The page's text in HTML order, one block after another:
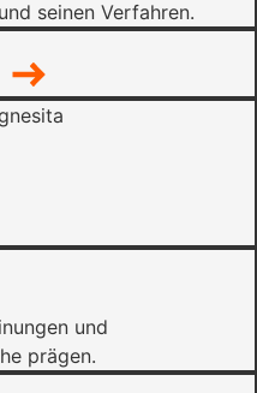
seinen Verfahren.
und
prägen.